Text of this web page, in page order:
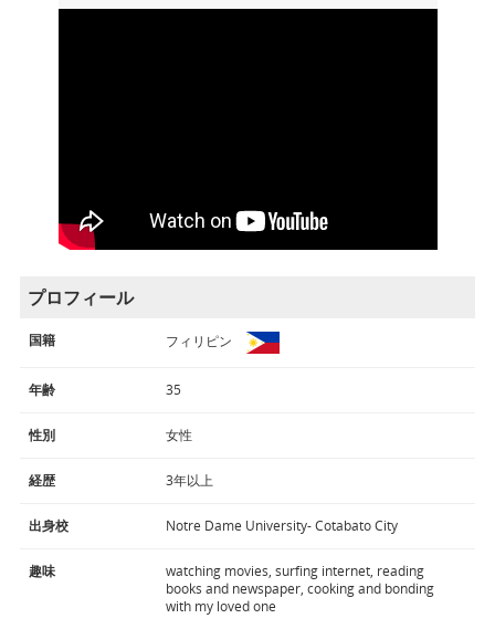
プロフィール
国籍 フィリピン
年齢 35
性別 女性
経歴 3年以上
出身校 Notre Dame University- Cotabato City
趣味
watching movies, surfing internet, reading
books and newspaper, cooking and bonding
with my loved one